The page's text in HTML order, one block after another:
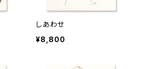
しあわせ
¥8,800